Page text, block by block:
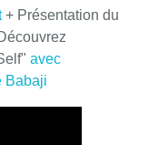
+ Présentation du
avec
Babaji